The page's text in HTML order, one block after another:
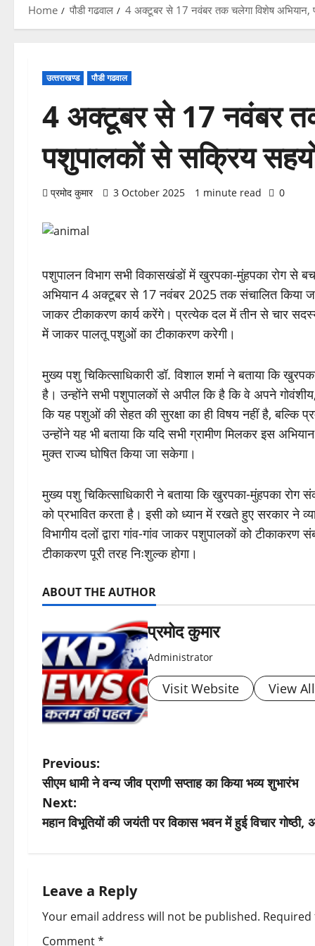
Home पौडी गढवाल 4 अक्टूबर से 17 नवंबर तक चलेगा विशेष अभियान,
उत्‍तराखण्‍ड पौडी गढवाल
4 अक्टूबर से 17 नवंबर
पशुपालकों से सक्रिय
प्रमोद कुमार 3 October 2025 1 minute read 0
पशुपालन विभाग सभी विकासखंडों में खुरपका-मुंहपका रोग से
अभियान 4 अक्टूबर से 17 नवंबर 2025 तक संचालित किया
जाकर टीकाकरण कार्य करेंगे। प्रत्येक दल में तीन से चार सदस्य
में जाकर पालतू पशुओं का टीकाकरण करेगी।
मुख्य पशु चिकित्साधिकारी डॉ. विशाल शर्मा ने बताया कि
है। उन्होंने सभी पशुपालकों से अपील कि है कि वे अपने
कि यह पशुओं की सेहत की सुरक्षा का ही विषय नहीं है, बल्कि
उन्होंने यह भी बताया कि यदि सभी ग्रामीण मिलकर इस
मुक्त राज्य घोषित किया जा सकेगा।
मुख्य पशु चिकित्साधिकारी ने बताया कि खुरपका-मुंहपका
को प्रभावित करता है। इसी को ध्यान में रखते हुए सरकार ने
विभागीय दलों द्वारा गांव-गांव जाकर पशुपालकों को
टीकाकरण पूरी तरह निःशुल्क होगा।
ABOUT THE AUTHOR
प्रमोद कुमार
Administrator
Visit Website View
P
o
s
n
a
Previous:
सीएम धामी ने वन्य जीव प्राणी सप्ताह का किया भव्य शुभारंभ
Next:
महान विभूतियों की जयंती पर विकास भवन में हुई विचार
Leave a Reply
Your email address will not be published.
Comment*